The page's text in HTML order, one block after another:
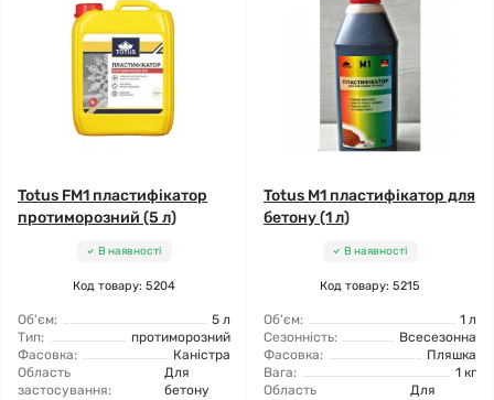
Totus FM1 пластифікатор
протиморозний (5 л)
В наявності
Код товару: 5204
Об'єм:
5 л
Тип:
протиморозний
Фасовка:
Каністра
Область
застосування:
Для
бетону
Totus M1 пластифікатор для
бетону (1 л)
В наявності
Код товару: 5215
Об'єм:
1 л
Сезонність:
Всесезонна
Фасовка:
Пляшка
Вага:
1 кг
Область
Для